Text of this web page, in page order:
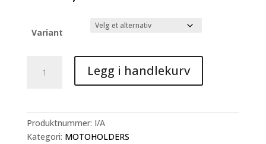
Variant
Legg i handlekurv
Produktnummer: I/A
Kategori: MOTOHOLDERS